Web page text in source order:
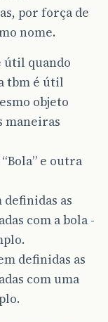
por força de
nome.
útil quando
tbm é útil
objeto
maneiras
e outra
definidas as
com a bola -
definidas as
com uma